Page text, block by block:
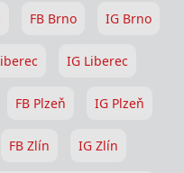
FB Brno IG Brno
IG Liberec
FB Plzeň IG Plzeň
FB Zlín IG Zlín